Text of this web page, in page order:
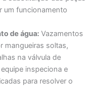
um funcionamento
de água: Vazamentos
mangueiras soltas,
na válvula de
inspeciona e
para resolver o